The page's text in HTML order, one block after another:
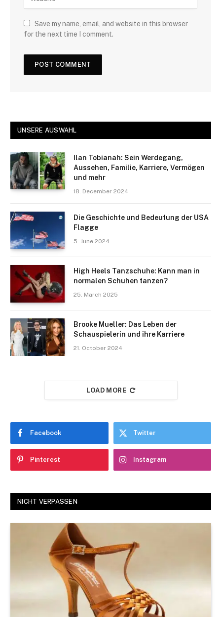
Save my name, email, and website in this browser
for the next time I comment.
UNSERE AUSWAHL
Ilan Tobianah: Sein Werdegang,
Aussehen, Familie, Karriere, Vermögen
und mehr
18. December 2024
Die Geschichte und Bedeutung der USA
Flagge
5. June 2024
High Heels Tanzschuhe: Kann man in
normalen Schuhen tanzen?
25. March 2025
Brooke Mueller: Das Leben der
Schauspielerin und ihre Karriere
21. October 2024
LOAD MORE
Facebook Twitter
Pinterest Instagram
NICHT VERPASSEN